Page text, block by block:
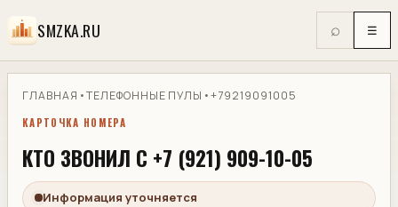
SMZKA.RU ⌕ ☰
ГЛАВНАЯ •ТЕЛЕФОННЫЕ ПУЛЫ •+79219091005
КАРТОЧКА НОМЕРА
КТО ЗВОНИЛ С +7 (921) 909-10-05
Информация уточняется